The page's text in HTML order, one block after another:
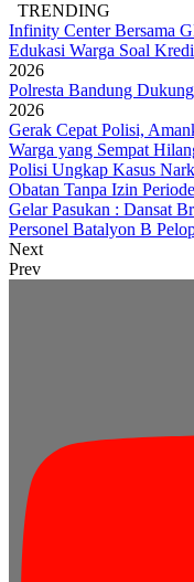
TRENDING
Infinity Center Bersama
Edukasi Warga Soal
2026
Polresta Bandung
2026
Gerak Cepat Polisi,
Warga yang Sempat
Polisi Ungkap Kasus
Obatan Tanpa Izin
Gelar Pasukan : Dansat
Personel Batalyon B
Next
Prev